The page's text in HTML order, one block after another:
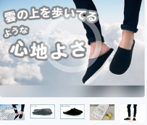
テクノロジー・ガジェッ
映像・映画
ビジネス・起業
まちづくり・地域活性化